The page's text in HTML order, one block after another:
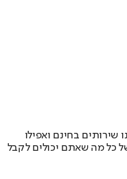
בחינם ואפילו
כל מה שאתם יכולים לקבל